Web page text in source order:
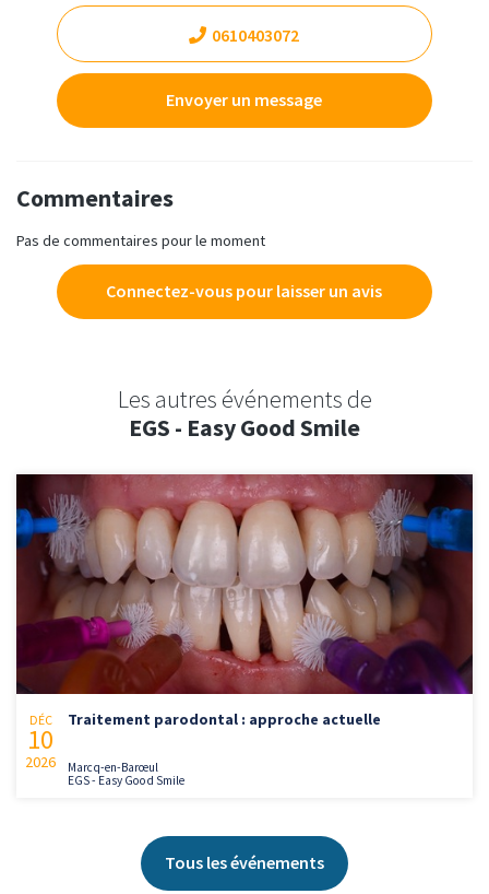
0610403072
Envoyer un message
Commentaires
Pas de commentaires pour le moment
Connectez-vous pour laisser un avis
Les autres événements de
EGS - Easy Good Smile
DÉC
10
2026
Traitement parodontal : approche actuelle
Marcq-en-Barœul
EGS - Easy Good Smile
Tous les événements